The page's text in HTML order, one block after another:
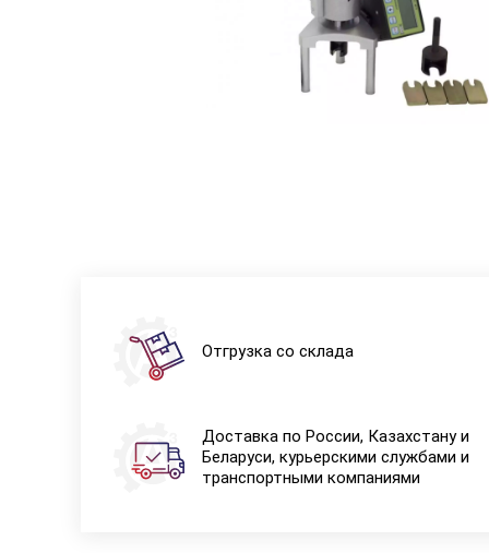
Отгрузка со склада
Доставка по России, Казахстану и
Беларуси, курьерскими службами и
транспортными компаниями